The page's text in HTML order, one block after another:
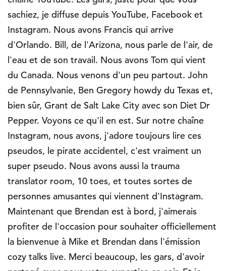
sachiez, je diffuse depuis YouTube, Facebook et
Instagram. Nous avons Francis qui arrive
d'Orlando. Bill, de l'Arizona, nous parle de l'air, de
l'eau et de son travail. Nous avons Tom qui vient
du Canada. Nous venons d'un peu partout. John
de Pennsylvanie, Ben Gregory howdy du Texas et,
bien sûr, Grant de Salt Lake City avec son Diet Dr
Pepper. Voyons ce qu'il en est. Sur notre chaîne
Instagram, nous avons, j'adore toujours lire ces
pseudos, le pirate accidentel, c'est vraiment un
super pseudo. Nous avons aussi la trauma
translator room, 10 toes, et toutes sortes de
personnes amusantes qui viennent d'Instagram.
Maintenant que Brendan est à bord, j'aimerais
profiter de l'occasion pour souhaiter officiellement
la bienvenue à Mike et Brendan dans l'émission
cozy talks live. Merci beaucoup, les gars, d'avoir